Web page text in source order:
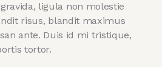
ligula non molestie
risus, blandit maximus
ante. Duis id mi tristique,
tortor.